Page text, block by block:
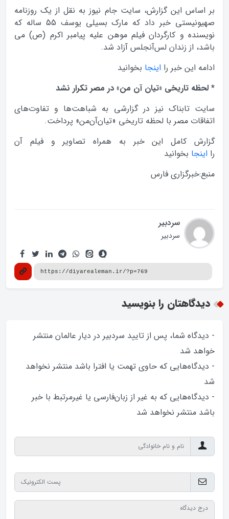
بر اساس این گزارش، سایت جام نیوز به نقل از یک روزنامه
صهیونیستی خبر داد که مارک بسیلی یوسف 55 ساله که
نویسنده و کارگردان فیلم موهن علیه پیامبر اکرم (ص) می
باشد، از زندان لس‌آنجلس آزاد شد.
ادامه این خبر را اینجا بخوانید
* لحظه تاریخی «تیان آن من» در مصر تکرار نشد
سایت تابناک نیز در گزارشی به شباهت‌ها و تفاوت‌های
اتفاقات مصر با لحظه تاریخی «تیان‌آن‌من» پرداخت.
گزارش کامل این خبر به همراه تصاویر و فیلم آن
را اینجا بخوانید
منبع:خبرگزاری فارس
سردبیر
سردبیر
دیدگاهتان را بنویسید
- دیدگاه شما، پس از تایید سردبیر در دیار عالمان منتشر
خواهد‌ شد
- دیدگاه‌هایی که حاوی تهمت یا افترا باشد منتشر نخواهد‌
شد
- دیدگاه‌هایی که به غیر از زبان‌فارسی یا غیرمرتبط با خبر
باشد منتشر نخواهد‌ شد